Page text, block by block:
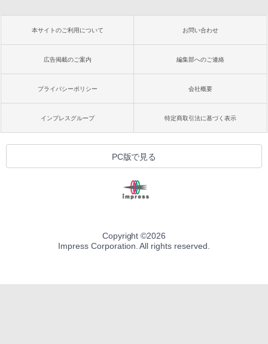
本サイトのご利用について お問い合わせ
広告掲載のご案内 編集部へのご連絡
プライバシーポリシー 会社概要
インプレスグループ 特定商取引法に基づく表示
PC版で見る
Copyright ©2026
Impress Corporation. All rights reserved.